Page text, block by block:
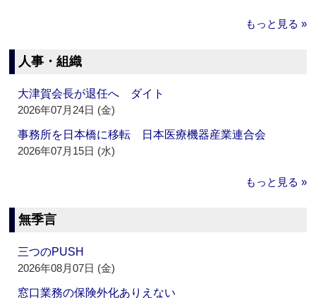
もっと見る »
人事・組織
大津賀会長が退任へ ダイト
2026年07月24日 (金)
事務所を日本橋に移転 日本医療機器産業連合会
2026年07月15日 (水)
もっと見る »
無季言
三つのPUSH
2026年08月07日 (金)
窓口業務の保険外化ありえない